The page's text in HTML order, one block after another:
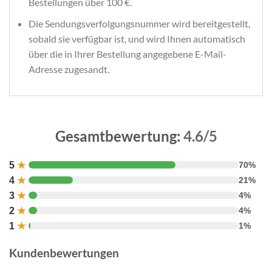
Die Sendungsverfolgungsnummer wird bereitgestellt,
sobald sie verfügbar ist, und wird Ihnen automatisch
über die in Ihrer Bestellung angegebene E-Mail-
Adresse zugesandt.
Gesamtbewertung: 4.6/5
5 ★ 70%
4 ★ 21%
3 ★ 4%
2 ★ 4%
1 ★ 1%
Kundenbewertungen